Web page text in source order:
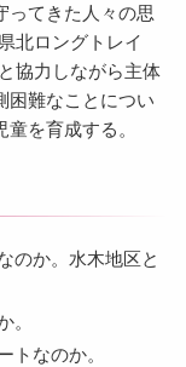
ってきた人々の思
北ロングトレイ
協力しながら主体
困難なことについ
を育成する。
のか。水木地区と
。
トなのか。